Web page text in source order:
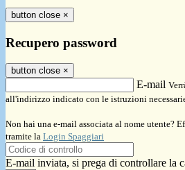
button close ×
Recupero password
button close ×
E-mail
all'indirizzo indicato con le istruzioni
Non hai una e-mail associata al nome utente?
tramite la Login Spaggiari
E-mail inviata, si prega di controllare la